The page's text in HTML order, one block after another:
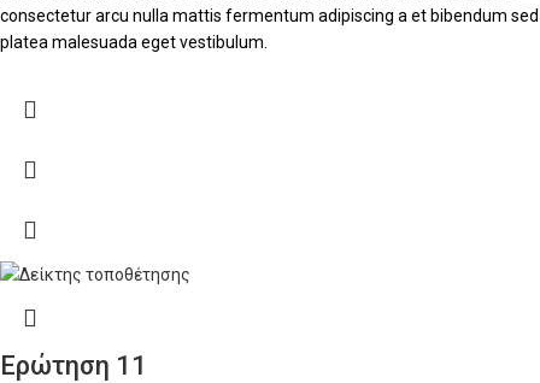
consectetur arcu nulla mattis fermentum adipiscing a et bibendum sed
platea malesuada eget vestibulum.
Ερώτηση 11